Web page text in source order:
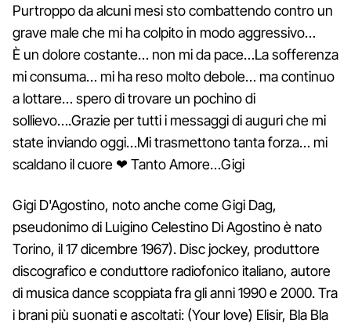
Purtroppo da alcuni mesi sto combattendo contro un
grave male che mi ha colpito in modo aggressivo…
È un dolore costante… non mi da pace…La sofferenza
mi consuma… mi ha reso molto debole… ma continuo
a lottare… spero di trovare un pochino di
sollievo….Grazie per tutti i messaggi di auguri che mi
state inviando oggi…Mi trasmettono tanta forza… mi
scaldano il cuore ❤ Tanto Amore…Gigi
Gigi D'Agostino, noto anche come Gigi Dag,
pseudonimo di Luigino Celestino Di Agostino è nato
Torino, il 17 dicembre 1967). Disc jockey, produttore
discografico e conduttore radiofonico italiano, autore
di musica dance scoppiata fra gli anni 1990 e 2000. Tra
i brani più suonati e ascoltati: (Your love) Elisir, Bla Bla